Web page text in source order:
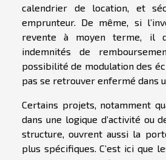
calendrier de location, et
emprunteur. De même, si
revente à moyen terme, il
indemnités de
possibilité de modulation des
pas se retrouver enfermé dans
Certains projets, notamment
dans une logique d’activité ou
structure, ouvrent aussi la
plus spécifiques. C’est ici que